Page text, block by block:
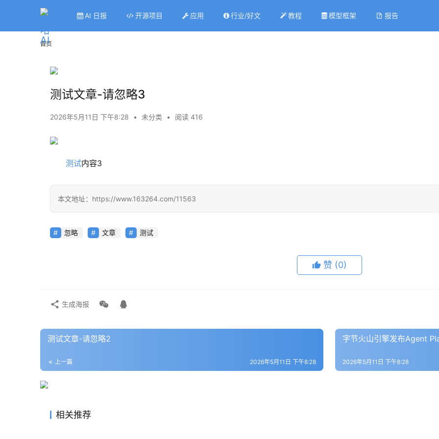
AI 日报 开源项目 应用 行业/好文 教程 模型框架 报告
首页
测试文章-请忽略3
2026年5月11日 下午8:28 • 未分类 • 阅读 416
测试内容3
本文地址：https://www.163264.com/11563
忽略 文章 测试
赞 (0)
生成海报
测试文章-请忽略2
上一篇 2026年5月11日 下午8:28
字节火山引擎发布Agent
2026年5月11日 下午8:28
相关推荐